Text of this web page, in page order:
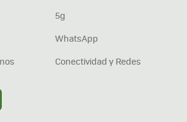
5g
WhatsApp
Conectividad y Redes